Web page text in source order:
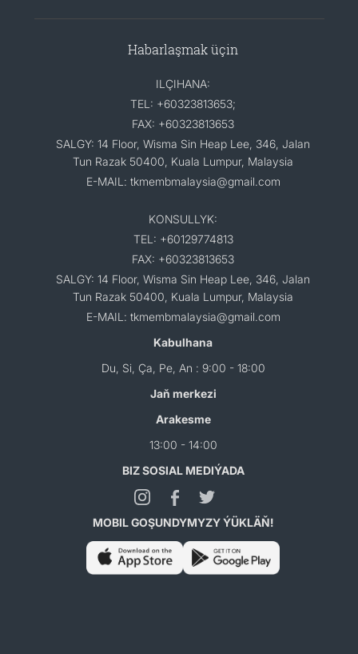
Habarlaşmak üçin
ILÇIHANA:
TEL: +60323813653;
FAX: +60323813653
SALGY: 14 Floor, Wisma Sin Heap Lee, 346, Jalan
Tun Razak 50400, Kuala Lumpur, Malaysia
E-MAIL: tkmembmalaysia@gmail.com
KONSULLYK:
TEL: +60129774813
FAX: +60323813653
SALGY: 14 Floor, Wisma Sin Heap Lee, 346, Jalan
Tun Razak 50400, Kuala Lumpur, Malaysia
E-MAIL: tkmembmalaysia@gmail.com
Kabulhana
Du, Si, Ça, Pe, An : 9:00 - 18:00
Jaň merkezi
Arakesme
13:00 - 14:00
BIZ SOSIAL MEDIÝADA
MOBIL GOŞUNDYMYZY ÝÜKLÄŇ!